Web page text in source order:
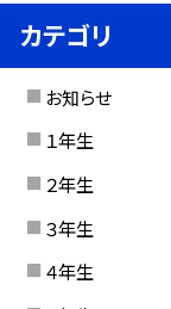
カテゴリ
お知らせ
１年生
２年生
３年生
４年生